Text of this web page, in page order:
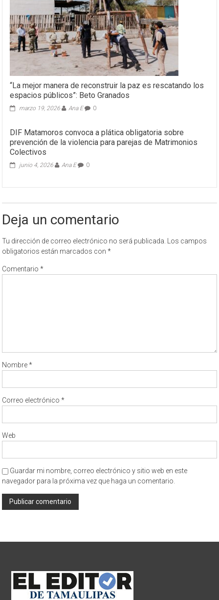
“La mejor manera de reconstruir la paz es rescatando los
espacios públicos”: Beto Granados
marzo 19, 2026 Ana E 0
DIF Matamoros convoca a plática obligatoria sobre
prevención de la violencia para parejas de Matrimonios
Colectivos
junio 4, 2026 Ana E 0
Deja un comentario
Tu dirección de correo electrónico no será publicada.
Los campos
obligatorios están marcados con*
Comentario*
Nombre*
Correo electrónico*
Web
Guardar mi nombre, correo electrónico y sitio web en este
navegador para la próxima vez que haga un comentario.